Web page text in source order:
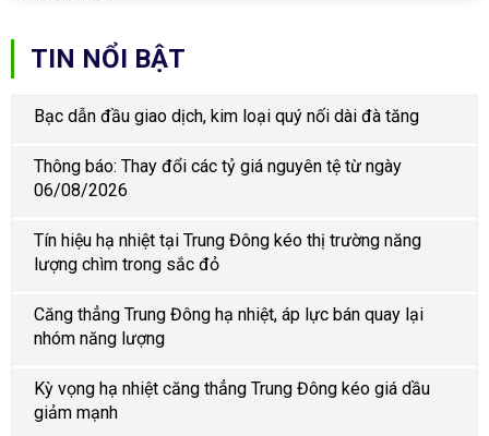
TIN NỔI BẬT
Bạc dẫn đầu giao dịch, kim loại quý nối dài đà tăng
Thông báo: Thay đổi các tỷ giá nguyên tệ từ ngày
06/08/2026
Tín hiệu hạ nhiệt tại Trung Đông kéo thị trường năng
lượng chìm trong sắc đỏ
Căng thẳng Trung Đông hạ nhiệt, áp lực bán quay lại
nhóm năng lượng
Kỳ vọng hạ nhiệt căng thẳng Trung Đông kéo giá dầu
giảm mạnh